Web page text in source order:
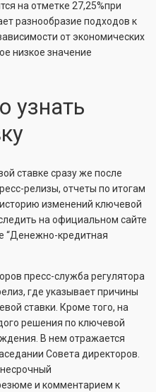
на отметке 27,25%при
разнообразие подходов к
от экономических
низкое значение
узнать
ставке сразу же после
релизы, отчеты по итогам
изменений ключевой
на официальном сайте
“Денежно-кредитная
пресс-служба регулятора
где указывает причины
ставки. Кроме того, на
решения по ключевой
В нем отражается
Совета директоров.
и комментарием к